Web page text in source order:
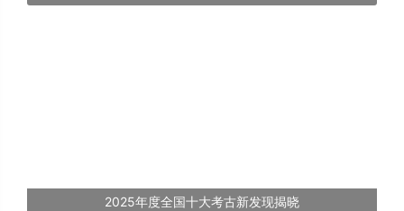
2025年度全国十大考古新发现揭晓